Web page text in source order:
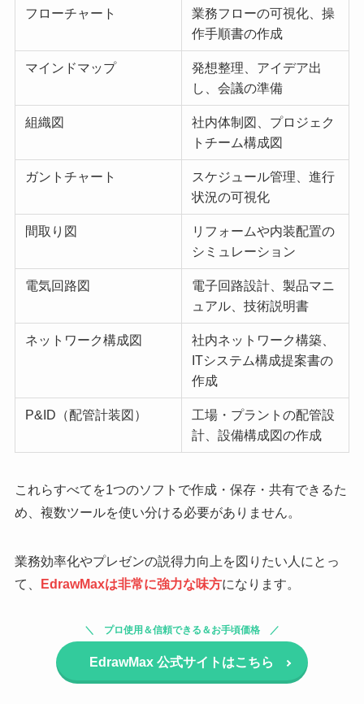
フローチャート
業務フローの可視化、操
作手順書の作成
マインドマップ
発想整理、アイデア出
し、会議の準備
組織図
社内体制図、プロジェク
トチーム構成図
ガントチャート
スケジュール管理、進行
状況の可視化
間取り図
リフォームや内装配置の
シミュレーション
電気回路図
電子回路設計、製品マニ
ュアル、技術説明書
ネットワーク構成図
社内ネットワーク構築、
ITシステム構成提案書の
作成
P&ID（配管計装図）
工場・プラントの配管設
計、設備構成図の作成
これらすべてを1つのソフトで作成・保存・共有できるた
め、複数ツールを使い分ける必要がありません。
業務効率化やプレゼンの説得力向上を図りたい人にとっ
て、
EdrawMaxは非常に強力な味方になります。
プロ使用＆信頼できる＆お手頃価格
EdrawMax 公式サイトはこちら